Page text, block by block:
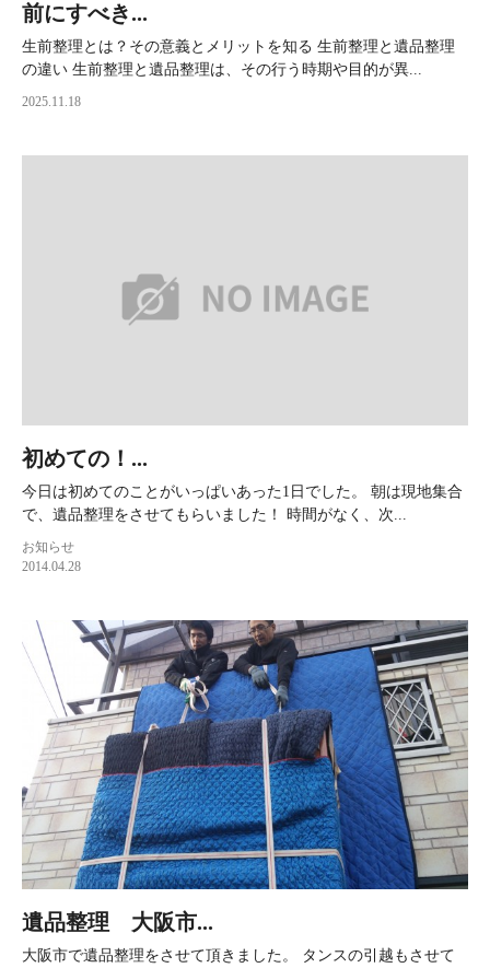
前にすべき...
生前整理とは？その意義とメリットを知る 生前整理と遺品整理
の違い 生前整理と遺品整理は、その行う時期や目的が異...
2025.11.18
初めての！...
今日は初めてのことがいっぱいあった1日でした。 朝は現地集合
で、遺品整理をさせてもらいました！ 時間がなく、次...
お知らせ
2014.04.28
遺品整理 大阪市...
大阪市で遺品整理をさせて頂きました。 タンスの引越もさせて